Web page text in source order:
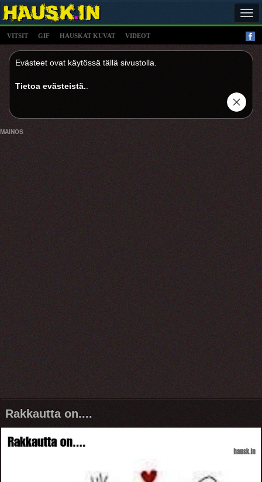
VITSIT GIF HAUSKAT KUVAT VIDEOT
Evästeet ovat käytössä tällä sivustolla.
Tietoa evästeistä.
MAINOS
Rakkautta on....